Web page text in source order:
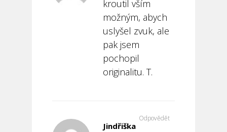
kroutil vším
možným, abych
uslyšel zvuk, ale
pak jsem
pochopil
originalitu. T.
Jindřiška
Odpovědět